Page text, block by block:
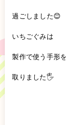
過ごしました😊
いちごぐみは
製作で使う手形を
取りました🖐️